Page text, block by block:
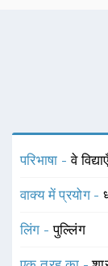
परिभाषा -वे
वाक्य में प्रयोग -
लिंग -पुल्लिंग